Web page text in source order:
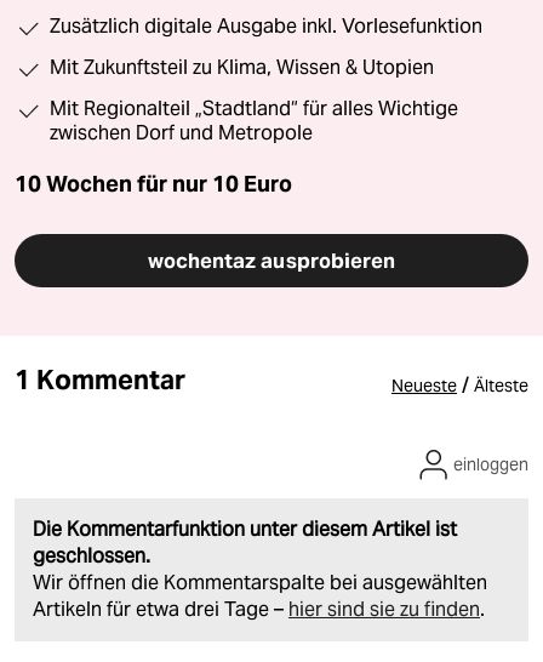
Zusätzlich digitale Ausgabe inkl. Vorlesefunktion
Mit Zukunftsteil zu Klima, Wissen & Utopien
Mit Regionalteil „Stadtland“ für alles Wichtige
zwischen Dorf und Metropole
10 Wochen für nur 10 Euro
wochentaz ausprobieren
1 Kommentar Neueste / Älteste
Die Kommentarfunktion unter diesem Artikel ist
geschlossen.
Wir öffnen die Kommentarspalte bei ausgewählten
Artikeln für etwa drei Tage – hier sind sie zu finden.
einloggen